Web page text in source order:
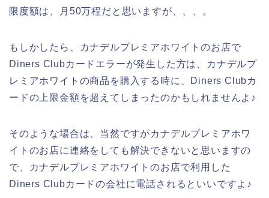
限度額は、月50万程だと思いますが、、、。
もしかしたら、カナデルプレミアホワイトのお店で
Diners Clubカードエラーが発生した方は、カナデルプ
レミアホワイトの商品を購入する時に、Diners Clubカ
ードの上限金額を超えてしまったのかもしれませんよ♪
そのような場合は、当然ですがカナデルプレミアホワ
イトのお店に連絡をしても解決できないと思いますの
で、カナデルプレミアホワイトのお店で利用した
Diners Clubカードの会社に電話されるといいですよ♪